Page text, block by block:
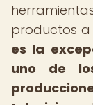
productos
es la
uno de